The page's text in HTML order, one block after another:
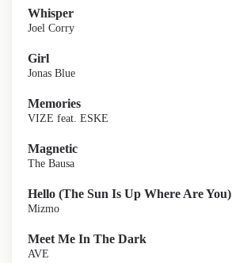
Whisper
Joel Corry
Girl
Jonas Blue
Memories
VIZE feat. ESKE
Magnetic
The Bausa
Hello (The Sun Is Up Where Are You)
Mizmo
Meet Me In The Dark
AVE